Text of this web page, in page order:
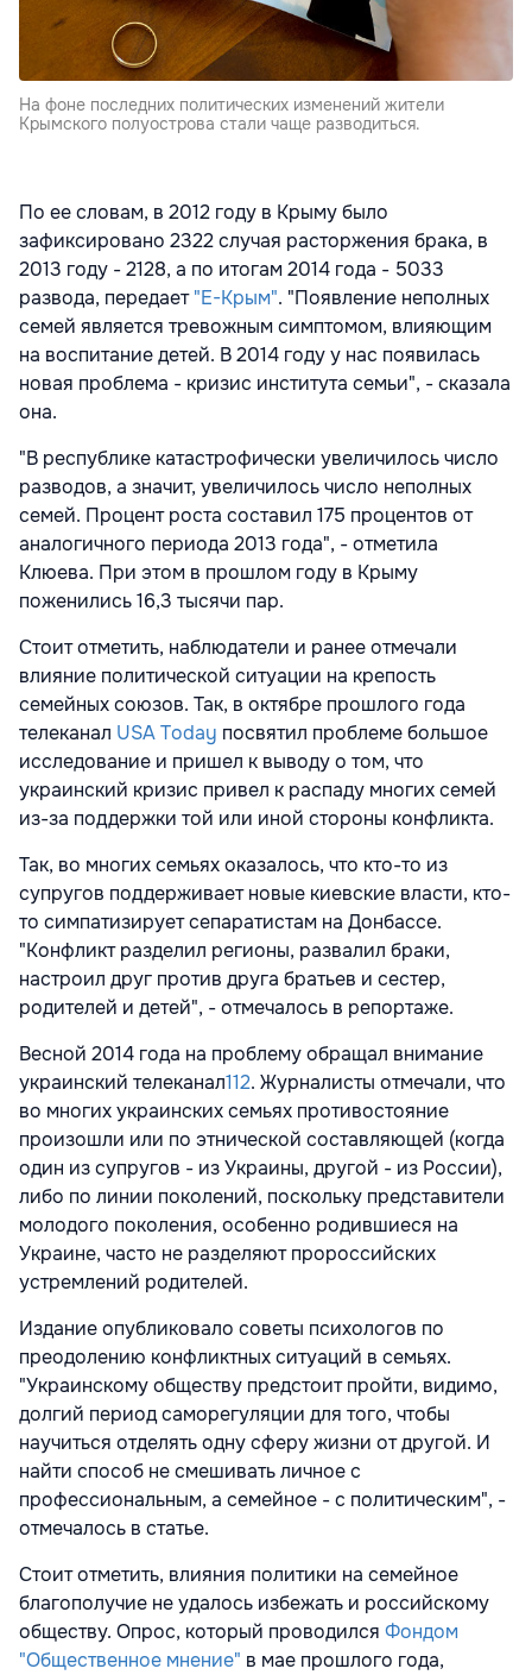
На фоне последних политических изменений жители
Крымского полуострова стали чаще разводиться.
По ее словам, в 2012 году в Крыму было
зафиксировано 2322 случая расторжения брака, в
2013 году - 2128, а по итогам 2014 года - 5033
развода, передает"Е-Крым". "Появление неполных
семей является тревожным симптомом, влияющим
на воспитание детей. В 2014 году у нас появилась
новая проблема - кризис института семьи", - сказала
она.
"В республике катастрофически увеличилось число
разводов, а значит, увеличилось число неполных
семей. Процент роста составил 175 процентов от
аналогичного периода 2013 года", - отметила
Клюева. При этом в прошлом году в Крыму
поженились 16,3 тысячи пар.
Стоит отметить, наблюдатели и ранее отмечали
влияние политической ситуации на крепость
семейных союзов. Так, в октябре прошлого года
телеканал USA Today посвятил проблеме большое
исследование и пришел к выводу о том, что
украинский кризис привел к распаду многих семей
из-за поддержки той или иной стороны конфликта.
Так, во многих семьях оказалось, что кто-то из
супругов поддерживает новые киевские власти, кто-
то симпатизирует сепаратистам на Донбассе.
"Конфликт разделил регионы, развалил браки,
настроил друг против друга братьев и сестер,
родителей и детей", - отмечалось в репортаже.
Весной 2014 года на проблему обращал внимание
украинский телеканал112. Журналисты отмечали, что
во многих украинских семьях противостояние
произошли или по этнической составляющей (когда
один из супругов - из Украины, другой - из России),
либо по линии поколений, поскольку представители
молодого поколения, особенно родившиеся на
Украине, часто не разделяют пророссийских
устремлений родителей.
Издание опубликовало советы психологов по
преодолению конфликтных ситуаций в семьях.
"Украинскому обществу предстоит пройти, видимо,
долгий период саморегуляции для того, чтобы
научиться отделять одну сферу жизни от другой. И
найти способ не смешивать личное с
профессиональным, а семейное - с политическим", -
отмечалось в статье.
Стоит отметить, влияния политики на семейное
благополучие не удалось избежать и российскому
обществу. Опрос, который проводился Фондом
"Общественное мнение" в мае прошлого года,